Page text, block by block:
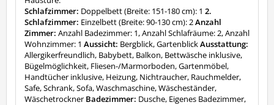
Schlafzimmer: Doppelbett (Breite: 151-180 cm): 1 2.
Schlafzimmer: Einzelbett (Breite: 90-130 cm): 2Anzahl
Zimmer: Anzahl Badezimmer: 1, Anzahl Schlafräume: 2, Anzahl
Wohnzimmer: 1 Aussicht: Bergblick, GartenblickAusstattung:
Allergikerfreundlich, Babybett, Balkon, Bettwäsche inklusive,
Bügelmöglichkeit, Fliesen-/Marmorboden, Gartenmöbel,
Handtücher inklusive, Heizung, Nichtraucher, Rauchmelder,
Safe, Schrank, Sofa, Waschmaschine, Wäscheständer,
Wäschetrockner Badezimmer: Dusche, Eigenes Badezimmer,